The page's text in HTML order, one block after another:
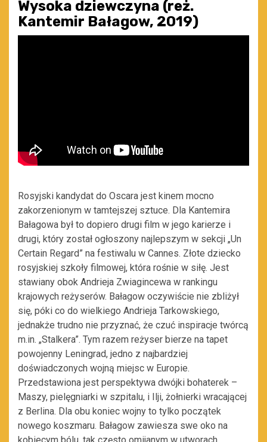
Wysoka dziewczyna (reż.
Kantemir Bałagow, 2019)
Rosyjski kandydat do Oscara jest kinem mocno
zakorzenionym w tamtejszej sztuce. Dla Kantemira
Bałagowa był to dopiero drugi film w jego karierze i
drugi, który został ogłoszony najlepszym w sekcji „Un
Certain Regard” na festiwalu w Cannes. Złote dziecko
rosyjskiej szkoły filmowej, która rośnie w siłę. Jest
stawiany obok Andrieja Zwiagincewa w rankingu
krajowych reżyserów. Bałagow oczywiście nie zbliżył
się, póki co do wielkiego Andrieja Tarkowskiego,
jednakże trudno nie przyznać, że czuć inspiracje twórcą
m.in. „Stalkera”. Tym razem reżyser bierze na tapet
powojenny Leningrad, jedno z najbardziej
doświadczonych wojną miejsc w Europie.
Przedstawiona jest perspektywa dwójki bohaterek –
Maszy, pielęgniarki w szpitalu, i Ilji, żołnierki wracającej
z Berlina. Dla obu koniec wojny to tylko początek
nowego koszmaru. Bałagow zawiesza swe oko na